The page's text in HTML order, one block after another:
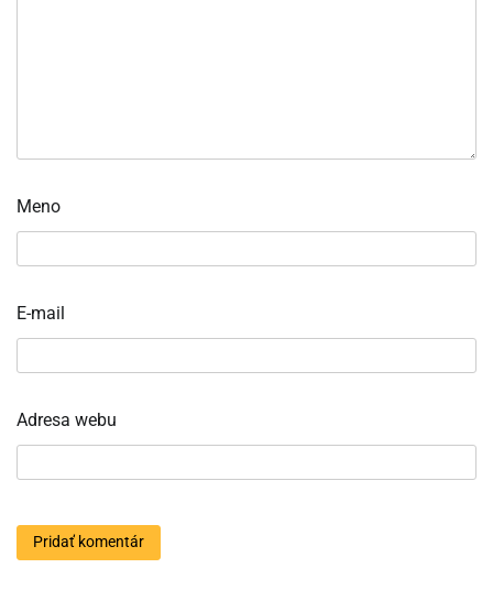
Meno
E-mail
Adresa webu